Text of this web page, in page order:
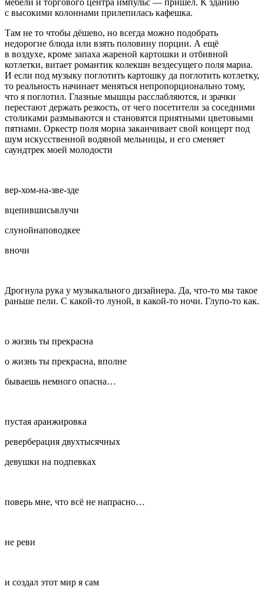
с высокими колоннами прилепилась кафешка.
Там не то чтобы дёшево, но всегда можно подобрать
недорогие блюда или взять половину порции. А ещё
в воздухе, кроме запаха жареной картошки и отбивной
котлетки, витает романтик колекшн вездесущего поля мариа.
И если под музыку поглотить картошку да поглотить котлетку,
то реальность начинает меняться непропорционально тому,
что я поглотил. Глазные мышцы расслабляются, и зрачки
перестают держать резкость, от чего посетители за соседними
столиками размываются и становятся приятными цветовыми
пятнами. Оркестр поля мориа заканчивает свой концерт под
шум искусственной водяной мельницы, и его сменяет
саундтрек моей молодости
вер-хом-на-зве-зде
вцепившисьвлучи
слунойнаповодкее
вночи
Дрогнула рука у музыкального дизайнера. Да, что-то мы такое
раньше пели. С какой-то луной, в какой-то ночи. Глупо-то как.
о жизнь ты прекрасна
о жизнь ты прекрасна, вполне
бываешь немного опасна…
пустая аранжировка
реверберация двухтысячных
девушки на подпевках
поверь мне, что всё не напрасно…
не реви
и создал этот мир я сам